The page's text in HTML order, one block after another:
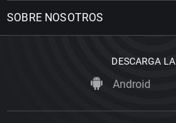
SOBRE NOSOTROS
DESCARGA
Android